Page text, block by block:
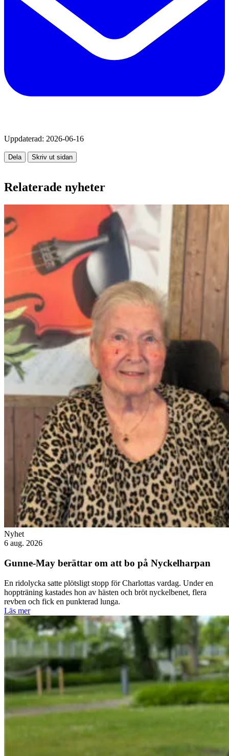
Uppdaterad: 2026-06-16
Dela Skriv ut sidan
Relaterade nyheter
Nyhet
6 aug. 2026
Gunne-May berättar om att bo på Nyckelharpan
En ridolycka satte plötsligt stopp för Charlottas vardag. Under en
hoppträning kastades hon av hästen och bröt nyckelbenet, flera
revben och fick en punkterad lunga.
Läs mer